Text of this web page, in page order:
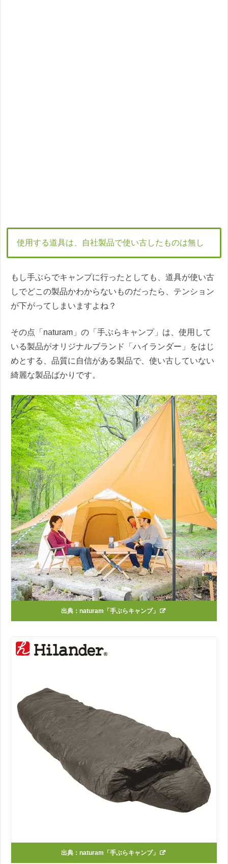
使用する道具は、自社製品で使い古したものは無し
もし手ぶらでキャンプに行ったとしても、道具が使い古
しでどこの製品かわからないものだったら、テンション
が下がってしまいますよね？
その点「naturam」の「手ぶらキャンプ」は、使用して
いる製品がオリジナルブランド「ハイランダー」をはじ
めとする、品質に自信がある製品で、使い古していない
綺麗な製品ばかりです。
出典： naturam「手ぶらキャンプ」
出典： naturam「手ぶらキャンプ」